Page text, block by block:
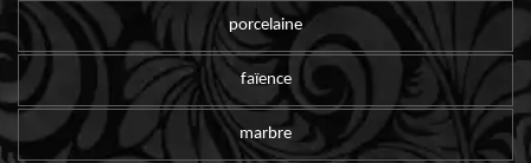
porcelaine
faïence
marbre